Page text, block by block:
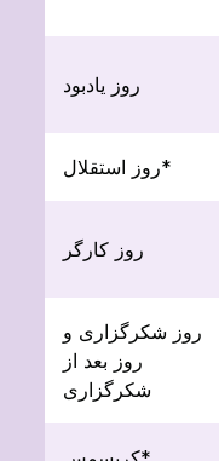
روز یادبود
روز استقلال*
روز کارگر
روز شکرگزاری و
روز بعد از
شکرگزاری